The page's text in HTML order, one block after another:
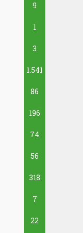
9
1
3
1.541
86
196
74
56
318
7
22